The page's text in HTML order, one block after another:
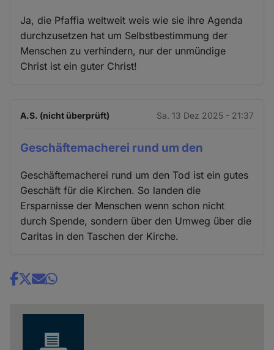
Ja, die Pfaffia weltweit weis wie sie ihre Agenda
durchzusetzen hat um Selbstbestimmung der
Menschen zu verhindern, nur der unmündige
Christ ist ein guter Christ!
A.S. (nicht überprüft) Sa. 13 Dez 2025 - 21:37
Geschäftemacherei rund um den
Geschäftemacherei rund um den Tod ist ein gutes
Geschäft für die Kirchen. So landen die
Ersparnisse der Menschen wenn schon nicht
durch Spende, sondern über den Umweg über die
Caritas in den Taschen der Kirche.
Share